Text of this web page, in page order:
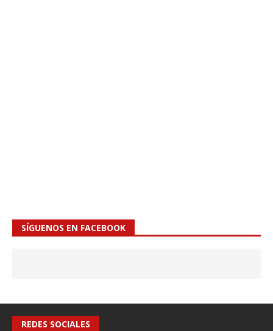
SÍGUENOS EN FACEBOOK
REDES SOCIALES